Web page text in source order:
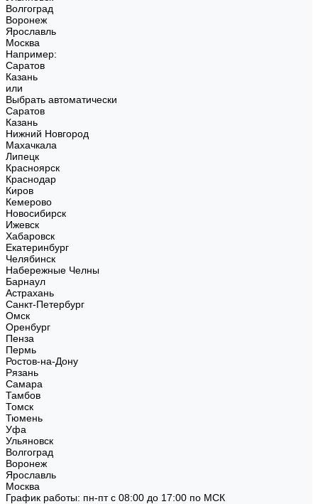
Волгоград
Воронеж
Ярославль
Москва
Например:
Саратов
Казань
или
Выбрать автоматически
Саратов
Казань
Нижний Новгород
Махачкала
Липецк
Красноярск
Краснодар
Киров
Кемерово
Новосибирск
Ижевск
Хабаровск
Екатеринбург
Челябинск
Набережные Челны
Барнаул
Астрахань
Санкт-Петербург
Омск
Оренбург
Пенза
Пермь
Ростов-на-Дону
Рязань
Самара
Тамбов
Томск
Тюмень
Уфа
Ульяновск
Волгоград
Воронеж
Ярославль
Москва
График работы: пн-пт с 08:00 до 17:00 по МСК